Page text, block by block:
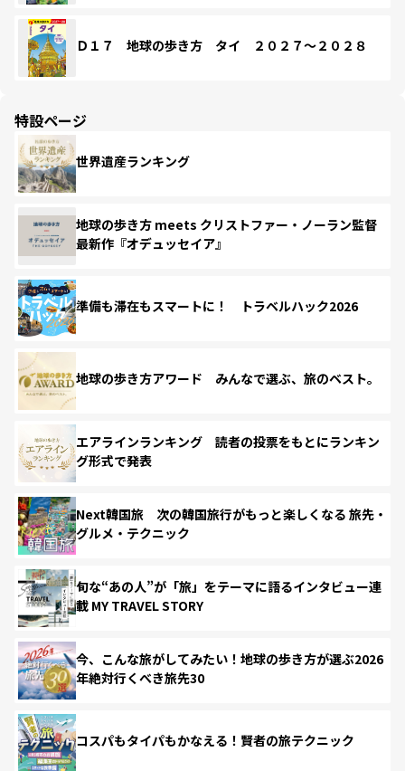
Ｄ１７ 地球の歩き方 タイ ２０２７～２０２８
特設ページ
世界遺産ランキング
地球の歩き方 meets クリストファー・ノーラン監督
最新作『オデュッセイア』
準備も滞在もスマートに！ トラベルハック2026
地球の歩き方アワード みんなで選ぶ、旅のベスト。
エアラインランキング 読者の投票をもとにランキン
グ形式で発表
Next韓国旅 次の韓国旅行がもっと楽しくなる 旅先・
グルメ・テクニック
旬な“あの人”が「旅」をテーマに語るインタビュー連
載 MY TRAVEL STORY
今、こんな旅がしてみたい！地球の歩き方が選ぶ2026
年絶対行くべき旅先30
コスパもタイパもかなえる！賢者の旅テクニック